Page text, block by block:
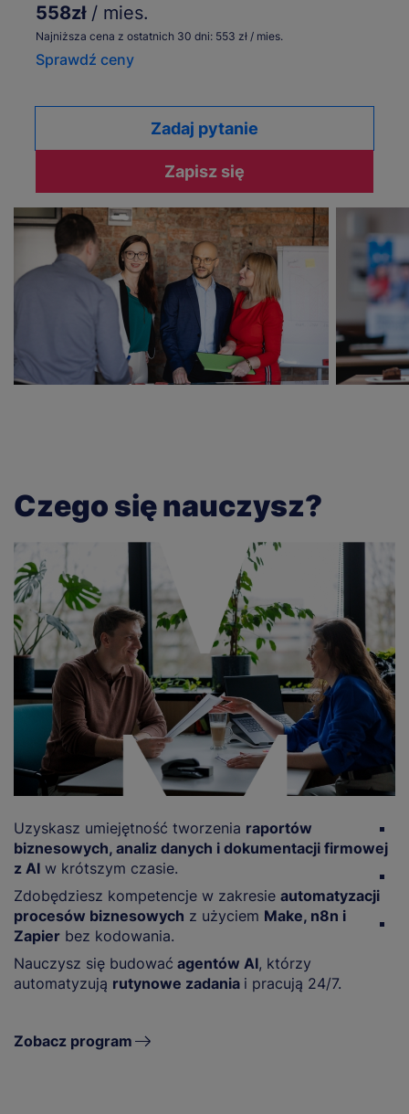
558zł / mies.
Najniższa cena z ostatnich 30 dni: 553 zł / mies.
Sprawdź ceny
Zadaj pytanie
Zapisz się
Czego się nauczysz?
Uzyskasz umiejętność tworzenia raportów
biznesowych, analiz danych i dokumentacji firmowej
z AI w krótszym czasie.
Zdobędziesz kompetencje w zakresie automatyzacji
procesów biznesowych z użyciem Make, n8n i
Zapier bez kodowania.
Nauczysz się budować agentów AI, którzy
automatyzują rutynowe zadania i pracują 24/7.
Zobacz program